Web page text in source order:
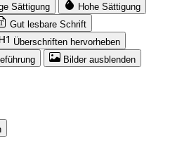
Sättigung
Hohe Sättigung
Gut lesbare Schrift
Überschriften hervorheben
Bilder ausblenden